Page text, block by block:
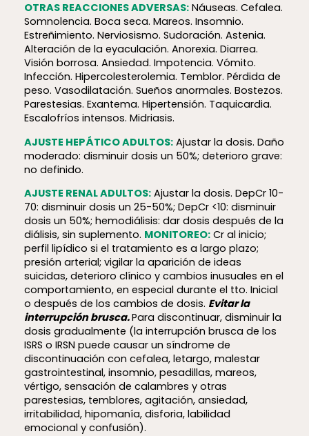
OTRAS REACCIONES ADVERSAS:Náuseas. Cefalea.
Somnolencia. Boca seca. Mareos. Insomnio.
Estreñimiento. Nerviosismo. Sudoración. Astenia.
Alteración de la eyaculación. Anorexia. Diarrea.
Visión borrosa. Ansiedad. Impotencia. Vómito.
Infección. Hipercolesterolemia. Temblor. Pérdida de
peso. Vasodilatación. Sueños anormales. Bostezos.
Parestesias. Exantema. Hipertensión. Taquicardia.
Escalofríos intensos. Midriasis.
AJUSTE HEPÁTICO ADULTOS:Ajustar la dosis. Daño
moderado: disminuir dosis un 50%; deterioro grave:
no definido.
AJUSTE RENAL ADULTOS:Ajustar la dosis. DepCr 10-
70: disminuir dosis un 25-50%; DepCr <10: disminuir
dosis un 50%; hemodiálisis: dar dosis después de la
diálisis, sin suplemento. MONITOREO:Cr al inicio;
perfil lipídico si el tratamiento es a largo plazo;
presión arterial; vigilar la aparición de ideas
suicidas, deterioro clínico y cambios inusuales en el
comportamiento, en especial durante el tto. Inicial
o después de los cambios de dosis. Evitar la
interrupción brusca.Para discontinuar, disminuir la
dosis gradualmente (la interrupción brusca de los
ISRS o IRSN puede causar un síndrome de
discontinuación con cefalea, letargo, malestar
gastrointestinal, insomnio, pesadillas, mareos,
vértigo, sensación de calambres y otras
parestesias, temblores, agitación, ansiedad,
irritabilidad, hipomanía, disforia, labilidad
emocional y confusión).